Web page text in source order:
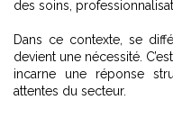
des soins,
Dans ce contexte, se
devient une nécessité.
incarne une réponse
attentes du secteur.